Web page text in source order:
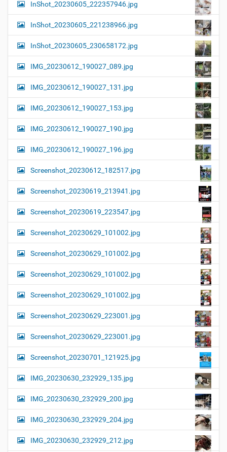
InShot_20230605_222357946.jpg
InShot_20230605_221238966.jpg
InShot_20230605_230658172.jpg
IMG_20230612_190027_089.jpg
IMG_20230612_190027_131.jpg
IMG_20230612_190027_153.jpg
IMG_20230612_190027_190.jpg
IMG_20230612_190027_196.jpg
Screenshot_20230612_182517.jpg
Screenshot_20230619_213941.jpg
Screenshot_20230619_223547.jpg
Screenshot_20230629_101002.jpg
Screenshot_20230629_101002.jpg
Screenshot_20230629_101002.jpg
Screenshot_20230629_101002.jpg
Screenshot_20230629_223001.jpg
Screenshot_20230629_223001.jpg
Screenshot_20230701_121925.jpg
IMG_20230630_232929_135.jpg
IMG_20230630_232929_200.jpg
IMG_20230630_232929_204.jpg
IMG_20230630_232929_212.jpg